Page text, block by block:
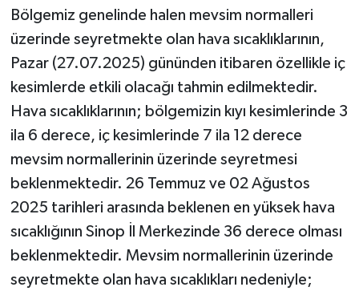
Bölgemiz genelinde halen mevsim normalleri
üzerinde seyretmekte olan hava sıcaklıklarının,
Pazar (27.07.2025) gününden itibaren özellikle iç
kesimlerde etkili olacağı tahmin edilmektedir.
Hava sıcaklıklarının; bölgemizin kıyı kesimlerinde 3
ila 6 derece, iç kesimlerinde 7 ila 12 derece
mevsim normallerinin üzerinde seyretmesi
beklenmektedir. 26 Temmuz ve 02 Ağustos
2025 tarihleri arasında beklenen en yüksek hava
sıcaklığının Sinop İl Merkezinde 36 derece olması
beklenmektedir. Mevsim normallerinin üzerinde
seyretmekte olan hava sıcaklıkları nedeniyle;